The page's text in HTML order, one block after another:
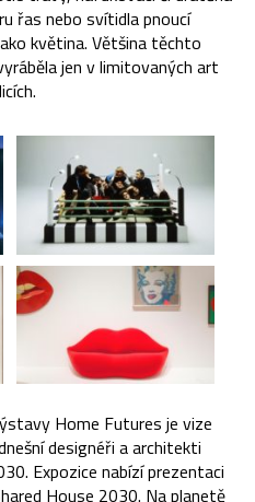
řas nebo svítidla pnoucí
květina. Většina těchto
jen v limitovaných art
Home Futures je vize
designéři a architekti
Expozice nabízí prezentaci
House 2030. Na planetě